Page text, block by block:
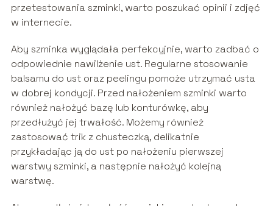
przetestowania szminki, warto poszukać opinii i zdjęć
w internecie.
Aby szminka wyglądała perfekcyjnie, warto zadbać o
odpowiednie nawilżenie ust. Regularne stosowanie
balsamu do ust oraz peelingu pomoże utrzymać usta
w dobrej kondycji. Przed nałożeniem szminki warto
również nałożyć bazę lub konturówkę, aby
przedłużyć jej trwałość. Możemy również
zastosować trik z chusteczką, delikatnie
przykładając ją do ust po nałożeniu pierwszej
warstwy szminki, a następnie nałożyć kolejną
warstwę.